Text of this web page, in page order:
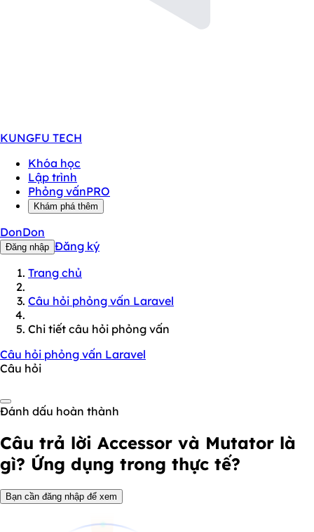
KUNGFU TECH
Khóa học
Lập trình
Phỏng vấnPRO
Khám phá thêm
DonDon
Đăng nhập Đăng ký
Trang chủ
Câu hỏi phỏng vấn Laravel
Chi tiết câu hỏi phỏng vấn
Câu hỏi phỏng vấn Laravel
Câu hỏi
Đánh dấu hoàn thành
Câu trả lời Accessor và Mutator là
gì? Ứng dụng trong thực tế?
Bạn cần đăng nhập để xem